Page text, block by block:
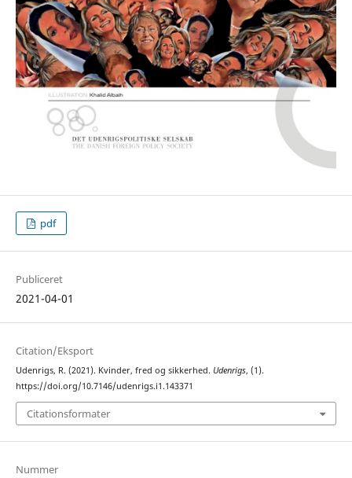
pdf
Publiceret
2021-04-01
Citation/Eksport
Udenrigs, R. (2021). Kvinder, fred og sikkerhed. Udenrigs, (1).
https://doi.org/10.7146/udenrigs.i1.143371
Citationsformater
Nummer